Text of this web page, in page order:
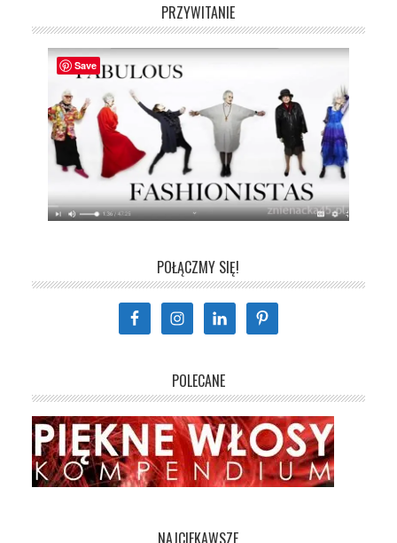
PRZYWITANIE
POŁĄCZMY SIĘ!
POLECANE
NAJCIEKAWSZE
Save